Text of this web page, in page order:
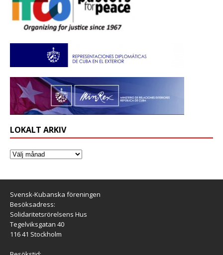
LOKALT ARKIV
Svensk-Kubanska föreningen
Besöksadress:
Solidaritetsrörelsens Hus
Tegelviksgatan 40
116 41 Stockholm